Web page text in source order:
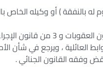
بالنفقة ) أو وكيله
وقد نصت المادتان 293
العائلية ، ويرجع في شأن
وفقه القانون الجنائي .